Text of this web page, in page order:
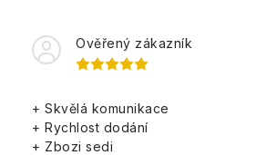
Ověřený zákazník
+ Skvělá komunikace
+ Rychlost dodání
+ Zbozi sedi